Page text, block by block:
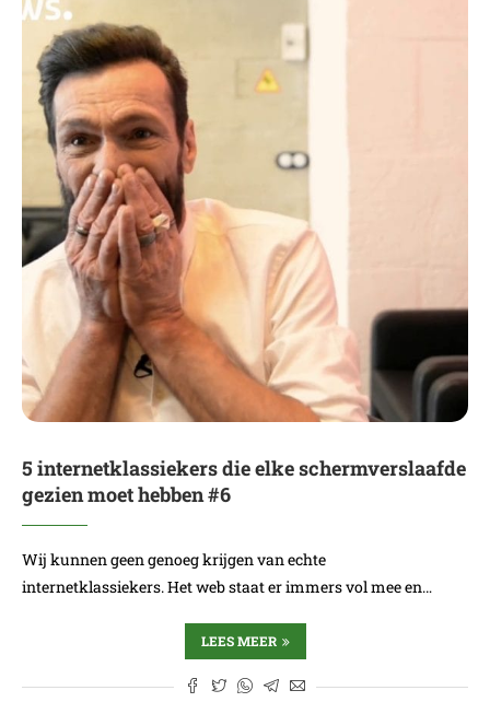
5 internetklassiekers die elke schermverslaafde
gezien moet hebben #6
Wij kunnen geen genoeg krijgen van echte
internetklassiekers. Het web staat er immers vol mee en…
LEES MEER